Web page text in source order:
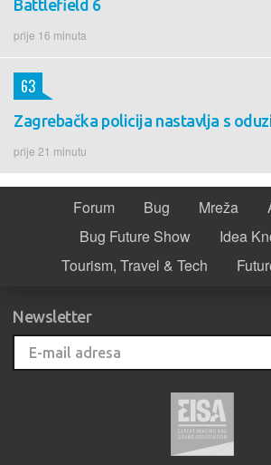
Battlefield 6
prije 16 minuta
Zagrebačka policija nastavlja s
prije 21 minutu
63
Forum Bug Mreža
Bug Future Show
Idea
Tourism, Travel & Tech
Newsletter